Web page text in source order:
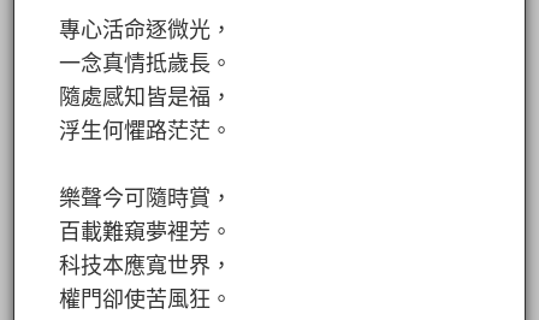
專心活命逐微光，
一念真情抵歲長。
隨處感知皆是福，
浮生何懼路茫茫。
樂聲今可隨時賞，
百載難窺夢裡芳。
科技本應寬世界，
權門卻使苦風狂。